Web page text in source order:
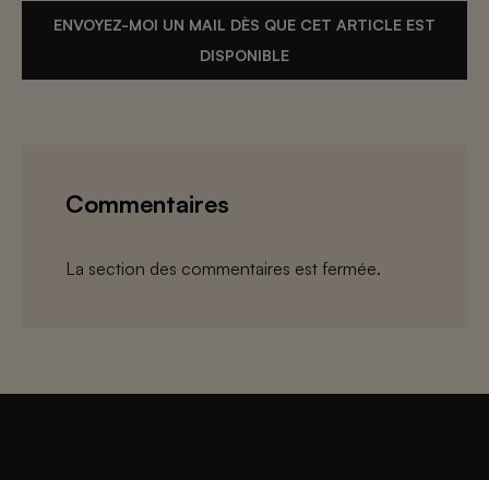
ENVOYEZ-MOI UN MAIL DÈS QUE CET ARTICLE EST
DISPONIBLE
Commentaires
La section des commentaires est fermée.